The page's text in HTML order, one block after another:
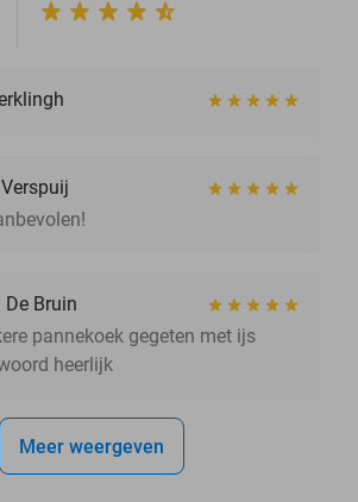
De Bruin
pannekoek gegeten met ijs
heerlijk
Meer weergeven